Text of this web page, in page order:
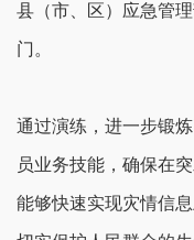
县（市、区）应急管
门。
通过演练，进一步锻
员业务技能，确保在
能够快速实现灾情信